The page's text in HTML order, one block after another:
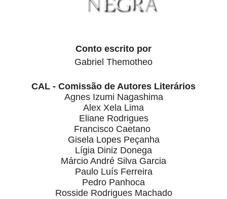
Conto escrito por
Gabriel Themotheo
CAL - Comissão de Autores Literários
Agnes Izumi Nagashima
Alex Xela Lima
Eliane Rodrigues
Francisco Caetano
Gisela Lopes Peçanha
Lígia Diniz Donega
Márcio André Silva Garcia
Paulo Luís Ferreira
Pedro Panhoca
Rosside Rodrigues Machado